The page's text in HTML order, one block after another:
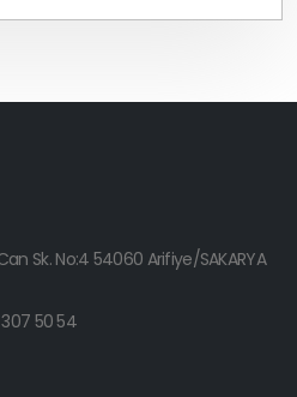
Sk. No:4 54060 Arifiye/SAKARYA
50 54